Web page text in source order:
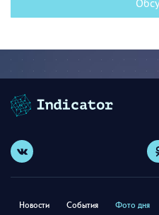
Новости События Фото дня